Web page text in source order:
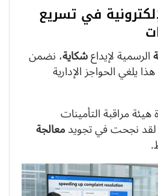
في تسريع
الرسمية لإيداعشكاية، نضمن
يلغي الحواجز الإدارية
مراقبة التأمينات
لقد نجحت في تجويدمعالجة